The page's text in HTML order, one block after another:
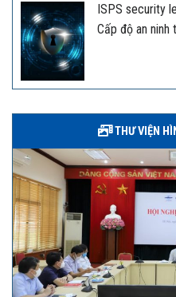
ISPS security
Cấp độ an ninh
THƯ VIỆN